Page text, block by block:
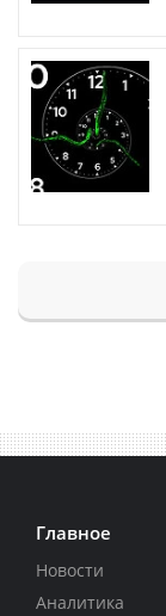
Главное
Новости
Аналитика